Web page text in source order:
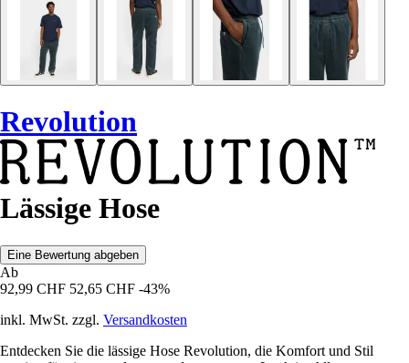
Revolution
Lässige Hose
Eine Bewertung abgeben
Ab
92,99 CHF 52,65 CHF -43%
inkl. MwSt. zzgl. Versandkosten
Entdecken Sie die lässige Hose Revolution, die Komfort und Stil